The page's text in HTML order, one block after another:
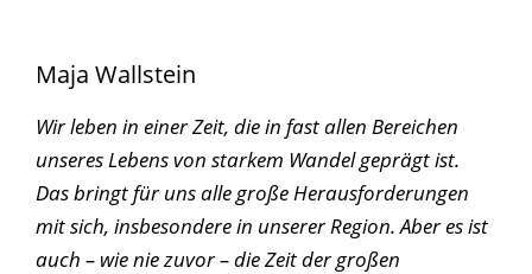
Maja Wallstein
Wir leben in einer Zeit, die in fast allen Bereichen
unseres Lebens von starkem Wandel geprägt ist.
Das bringt für uns alle große Herausforderungen
mit sich, insbesondere in unserer Region. Aber es ist
auch – wie nie zuvor – die Zeit der großen